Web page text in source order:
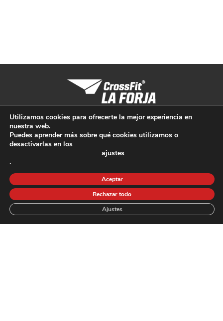
Tarifas | Horarios
Conócenos
Entrenamientos
Contacto
Blog | Noticias
Spark Games
Utilizamos cookies para ofrecerte la mejor experiencia en
nuestra web.
Puedes aprender más sobre qué cookies utilizamos o
desactivarlas en los
ajustes
.
Aceptar
Rechazar todo
Ajustes